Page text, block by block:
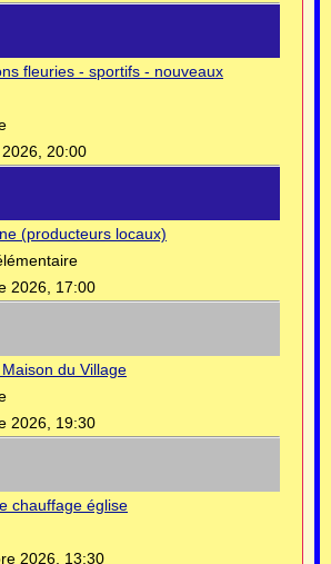
fleuries - sportifs - nouveaux
20:00
(producteurs locaux)
2026, 17:00
du Village
2026, 19:30
chauffage église
2026, 13:30